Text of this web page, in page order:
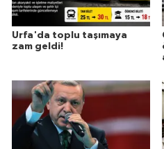
Urfa'da toplu taşımaya
zam geldi!